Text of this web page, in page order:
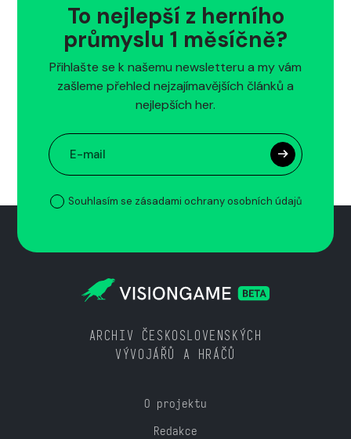
To nejlepší z herního
průmyslu 1 měsíčně?
Přihlašte se k našemu newsletteru a my vám
zašleme přehled nejzajímavějších článků a
nejlepších her.
Souhlasím se zásadami ochrany osobních údajů
ARCHIV ČESKOSLOVENSKÝCH
VÝVOJÁŘŮ A HRÁČŮ
O projektu
Redakce